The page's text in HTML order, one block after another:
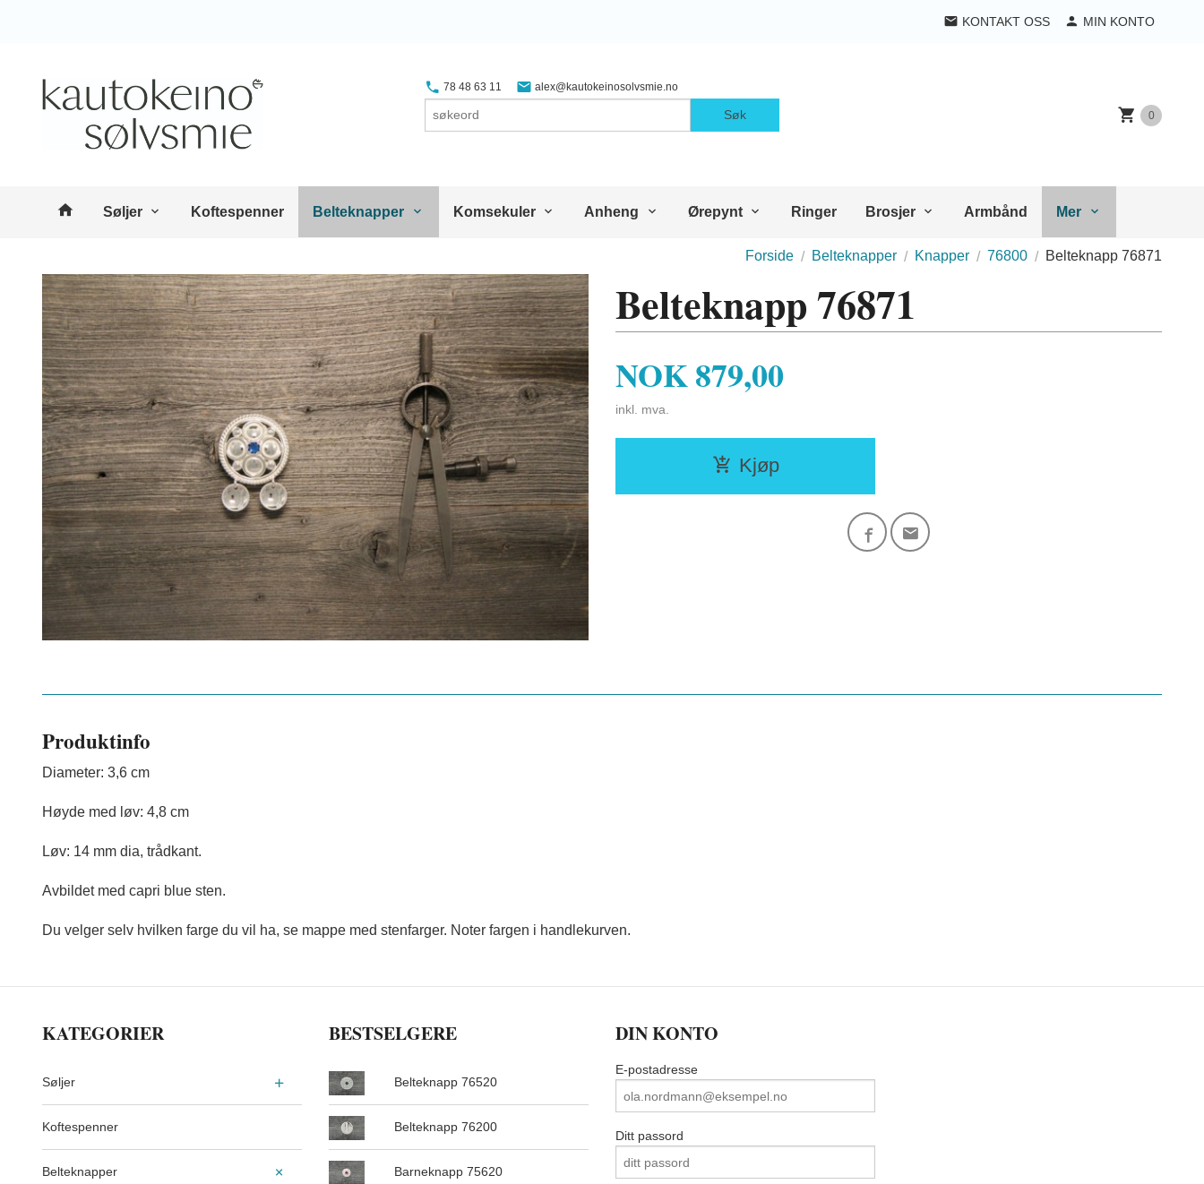
KONTAKT OSS MIN KONTO
78 48 63 11 alex@kautokeinosolvsmie.no
Søk 0
Produkter
Søljer Koftespenner Belteknapper Komsekuler Anheng Ørepynt Ringer Brosjer Armbånd Mer
Forside Belteknapper Knapper 76800 Belteknapp 76871
Belteknapp 76871
Pris
NOK879,00
inkl. mva.
Kjøp
Produktinfo
Diameter: 3,6 cm
Høyde med løv: 4,8 cm
Løv: 14 mm dia, trådkant.
Avbildet med capri blue sten.
Du velger selv hvilken farge du vil ha, se mappe med stenfarger. Noter fargen i handlekurven.
KATEGORIER
Søljer
Koftespenner
Belteknapper
BESTSELGERE
Belteknapp 76520
Belteknapp 76200
Barneknapp 75620
DIN KONTO
E-postadresse
Ditt passord